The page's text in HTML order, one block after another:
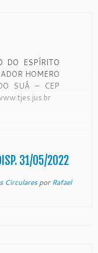
DO ESPÍRITO
HOMERO
SUÁ – CEP
31/05/2022
CircularesporRafael